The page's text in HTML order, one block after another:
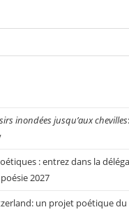
inondées jusqu’aux chevilles
: entrez dans la
2027
un projet poétique du